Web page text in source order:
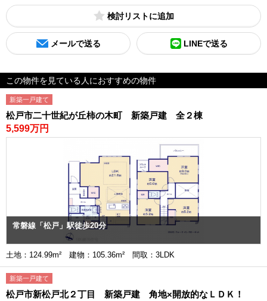
検討リスト
メールで送る LINEで送る
この物件を見ている人におすすめの物件
新築一戸建て
松戸市二十世紀が丘柿の木町 新築戸建 全２棟
5,599万円
常磐線「松戸」駅徒歩20分
土地：124.99m² 建物：105.36m² 間取：3LDK
新築一戸建て
松戸市新松戸北２丁目 新築戸建 角地×開放的なＬＤＫ！